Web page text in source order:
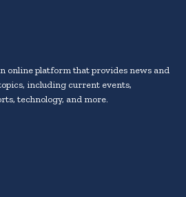
online platform that provides news and
including current events,
technology, and more.